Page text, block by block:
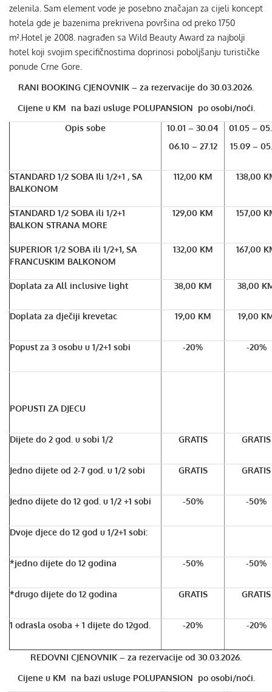
zelenila. Sam element vode je posebno značajan za cijeli koncept
hotela gde je bazenima prekrivena površina od preko 1750
m².Hotel je 2008. nagrađen sa Wild Beauty Award za najbolji
hotel koji svojim specifičnostima doprinosi poboljšanju turističke
ponude Crne Gore.
RANI BOOKING CJENOVNIK – za rezervacije do 30.03.2026.
Cijene u KM na bazi usluge POLUPANSION po osobi/noći.
Opis sobe
10.01 – 30.04
06.10 – 27.12
01.05 –
15.09 –
STANDARD 1/2 SOBA Ili 1/2+1 , SA
BALKONOM
112,00 KM 138,00
STANDARD 1/2 SOBA ili 1/2+1
BALKON STRANA MORE
129,00 KM 157,00
SUPERIOR 1/2 SOBA ili 1/2+1, SA
FRANCUSKIM BALKONOM
132,00 KM 167,00
Doplata za All inclusive light 38,00 KM 38,00
Doplata za dječiji krevetac 19,00 KM 19,00
Popust za 3 osobu u 1/2+1 sobi -20% -20%
POPUSTI ZA DJECU
Dijete do 2 god. u sobi 1/2 GRATIS GRATIS
Jedno dijete od 2-7 god. u 1/2 sobi GRATIS GRATIS
Jedno dijete do 12 god. u 1/2 +1 sobi -50% -50%
Dvoje djece do 12 god u 1/2+1 sobi:
*jedno dijete do 12 godina -50% -50%
*drugo dijete do 12 godina GRATIS GRATIS
1 odrasla osoba + 1 dijete do 12god. -20% -20%
REDOVNI CJENOVNIK – za rezervacije od 30.03.2026.
Cijene u KM na bazi usluge POLUPANSION po osobi/noći.